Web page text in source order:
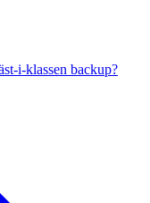
i-klassen backup?